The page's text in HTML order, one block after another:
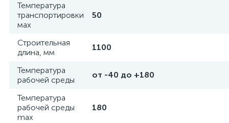
Температура
транспортировки
мах
50
Строительная
длина, мм
1100
Температура
рабочей среды
от -40 до +180
Температура
рабочей среды
max
180